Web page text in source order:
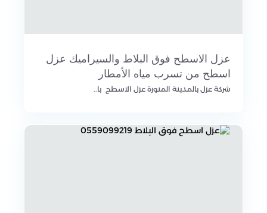
عزل الاسطح فوق البلاط والسيراميك عزل
اسطح من تسرب مياه الأمطار
شركة عزل بالمدينة المنورة عزل الاسطح با..